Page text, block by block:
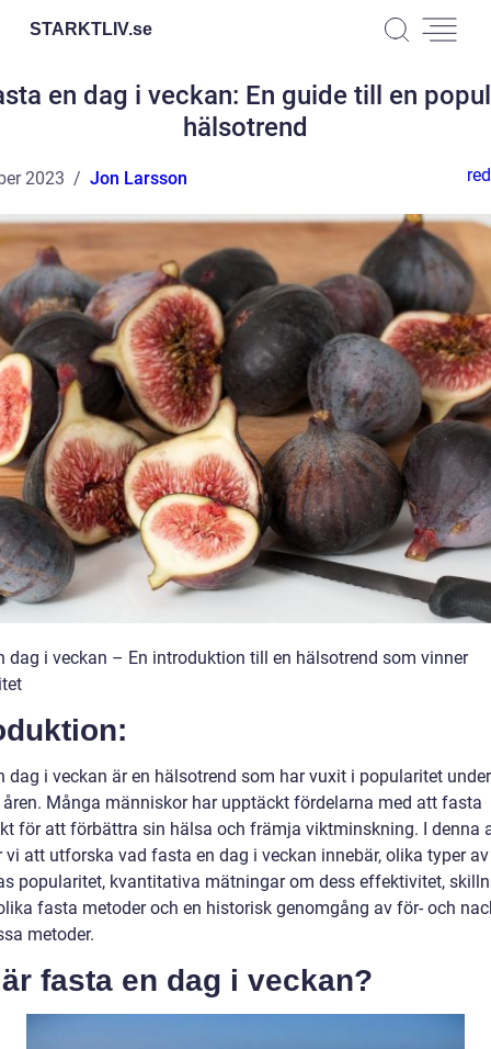
STARKTLIV.se
en dag i veckan: En guide till en
hälsotrend
2023 Jon Larsson
dag i veckan – En introduktion till en hälsotrend som vinner
dag i veckan är en hälsotrend som har vuxit i popularitet
åren. Många människor har upptäckt fördelarna med att fasta
för att förbättra sin hälsa och främja viktminskning. I denna
vi att utforska vad fasta en dag i veckan innebär, olika typer
popularitet, kvantitativa mätningar om dess effektivitet,
fasta metoder och en historisk genomgång av för- och
metoder.
fasta en dag i veckan?